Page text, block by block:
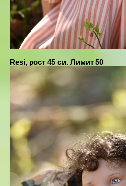
Resi, рост 45 см. Лимит 50